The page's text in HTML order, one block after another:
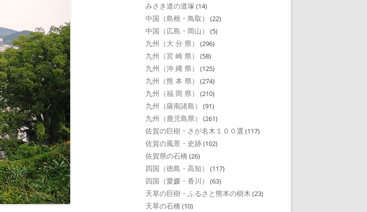
みさき道の道塚 (14)
中国（島根・鳥取） (22)
中国（広島・岡山） (5)
九州（大 分 県） (296)
九州（宮 崎 県） (58)
九州（沖 縄 県） (125)
九州（熊 本 県） (274)
九州（福 岡 県） (210)
九州（薩南諸島） (91)
九州（鹿児島県） (261)
佐賀の巨樹・さが名木１００選 (117)
佐賀の風景・史跡(102)
佐賀県の石橋 (26)
四国（徳島・高知） (117)
四国（愛媛・香川） (63)
天草の巨樹・ふるさと熊本の樹木 (23)
天草の石橋 (10)